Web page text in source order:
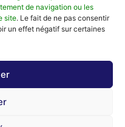
de navigation ou les
site. Le fait de ne pas consentir
un effet négatif sur certaines
Afrique et recevez